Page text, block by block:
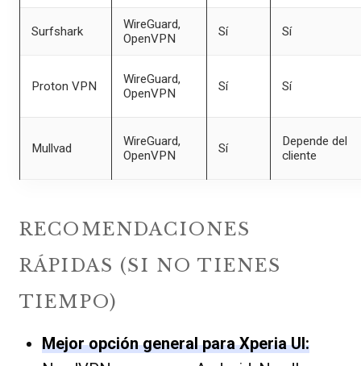
Surfshark
WireGuard,
OpenVPN
Sí Sí
Proton VPN
WireGuard,
OpenVPN
Sí Sí
Mullvad
WireGuard,
OpenVPN
Sí
Depende del
cliente
RECOMENDACIONES
RÁPIDAS (SI NO TIENES
TIEMPO)
Mejor opción general para Xperia UI: